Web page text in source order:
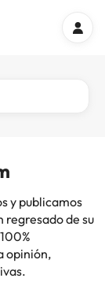
y publicamos
regresado de su
opinión,